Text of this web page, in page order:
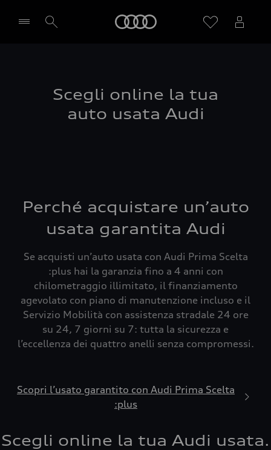
Scegli online la tua
auto usata Audi
Perché acquistare un’auto
usata garantita Audi
Se acquisti un’auto usata con Audi Prima Scelta
:plus hai la garanzia fino a 4 anni con
chilometraggio illimitato, il finanziamento
agevolato con piano di manutenzione incluso e il
Servizio Mobilità con assistenza stradale 24 ore
su 24, 7 giorni su 7: tutta la sicurezza e
l’eccellenza dei quattro anelli senza compromessi.
Scopri l’usato garantito con Audi Prima Scelta
:plus
Scegli online la tua Audi usata.